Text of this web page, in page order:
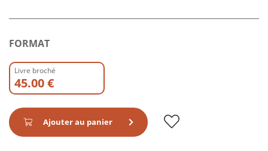
FORMAT
Livre broché
45.00 €
Ajouter au panier